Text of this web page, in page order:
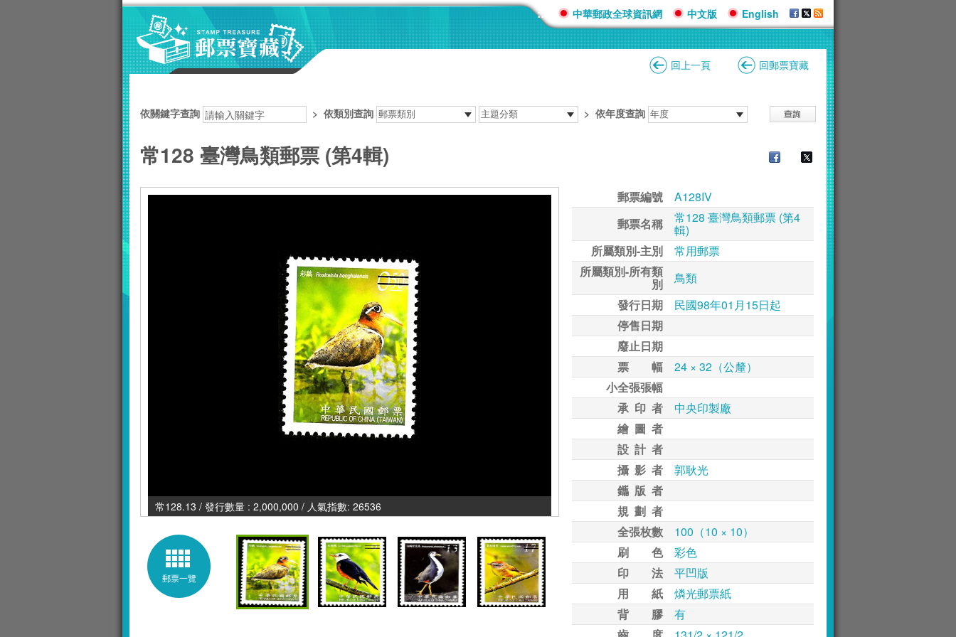
::: 中華郵政全球資訊網 中文版 English
回上一頁 回郵票寶藏
依關鍵字查詢 > 依類別查詢 > 依年度查詢
常128 臺灣鳥類郵票 (第4輯)
常128.13 / 發行數量 : 2,000,000 / 人氣指數: 26536
郵票一覽
郵票編號
A128IV
郵票名稱
常128 臺灣鳥類郵票 (第4
輯)
所屬類別-主別
常用郵票
所屬類別-所有類
別
鳥類
發行日期
民國98年01月15日起
停售日期
廢止日期
票 幅
24 × 32（公釐）
小全張張幅
承 印 者
中央印製廠
繪 圖 者
設 計 者
攝 影 者
郭耿光
鑴 版 者
規 劃 者
全張枚數
100（10 × 10）
刷 色
彩色
印 法
平凹版
用 紙
燐光郵票紙
背 膠
有